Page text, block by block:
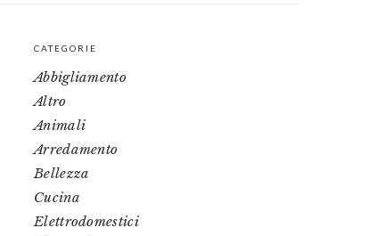
PRIMARY
SIDEBAR
CATEGORIE
Abbigliamento
Altro
Animali
Arredamento
Bellezza
Cucina
Elettrodomestici